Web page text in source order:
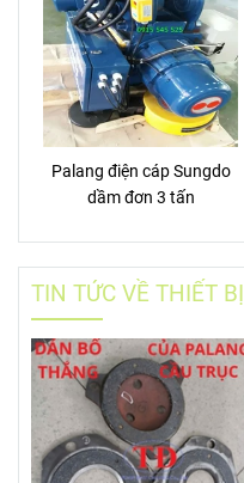
Palang điện cáp Sungdo
dầm đơn 3 tấn
TIN TỨC VỀ THIẾT BỊ